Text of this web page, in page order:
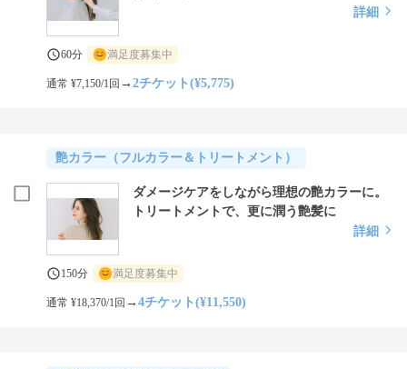
詳細
60分 満足度募集中
通常 ¥7,150/1回 →2チケット(¥5,775)
艶カラー（フルカラー＆トリートメント）
ダメージケアをしながら理想の艶カラーに。
トリートメントで、更に潤う艶髪に
詳細
150分 満足度募集中
通常 ¥18,370/1回 →4チケット(¥11,550)